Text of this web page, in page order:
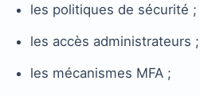
les politiques de sécurité ;
les accès administrateurs ;
les mécanismes MFA ;